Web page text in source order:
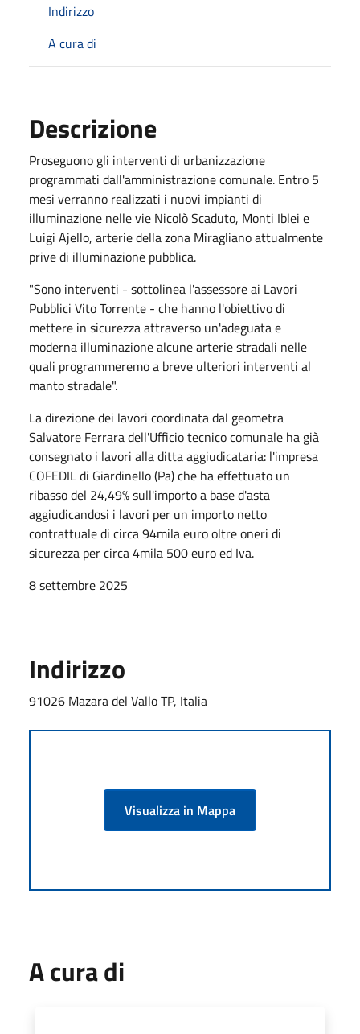
Indirizzo
A cura di
Descrizione
Proseguono gli interventi di urbanizzazione
programmati dall'amministrazione comunale. Entro 5
mesi verranno realizzati i nuovi impianti di
illuminazione nelle vie Nicolò Scaduto, Monti Iblei e
Luigi Ajello, arterie della zona Miragliano attualmente
prive di illuminazione pubblica.
"Sono interventi - sottolinea l'assessore ai Lavori
Pubblici Vito Torrente - che hanno l'obiettivo di
mettere in sicurezza attraverso un'adeguata e
moderna illuminazione alcune arterie stradali nelle
quali programmeremo a breve ulteriori interventi al
manto stradale".
La direzione dei lavori coordinata dal geometra
Salvatore Ferrara dell'Ufficio tecnico comunale ha già
consegnato i lavori alla ditta aggiudicataria: l'impresa
COFEDIL di Giardinello (Pa) che ha effettuato un
ribasso del 24,49% sull'importo a base d'asta
aggiudicandosi i lavori per un importo netto
contrattuale di circa 94mila euro oltre oneri di
sicurezza per circa 4mila 500 euro ed Iva.
8 settembre 2025
Indirizzo
91026 Mazara del Vallo TP, Italia
Visualizza in Mappa
A cura di